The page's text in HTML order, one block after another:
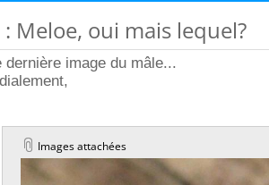
: Meloe, oui mais lequel?
dernière image du mâle...
Images attachées